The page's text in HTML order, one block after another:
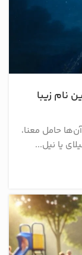
نام زیبا
حامل معنا،
یا نیل...